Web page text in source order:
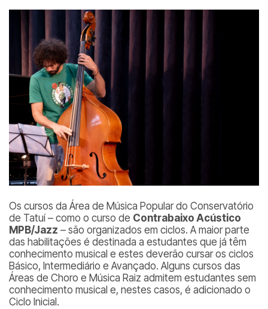
Os cursos da Área de Música Popular do Conservatório
de Tatuí – como o curso de Contrabaixo Acústico
MPB/Jazz – são organizados em ciclos. A maior parte
das habilitações é destinada a estudantes que já têm
conhecimento musical e estes deverão cursar os ciclos
Básico, Intermediário e Avançado. Alguns cursos das
Áreas de Choro e Música Raiz admitem estudantes sem
conhecimento musical e, nestes casos, é adicionado o
Ciclo Inicial.